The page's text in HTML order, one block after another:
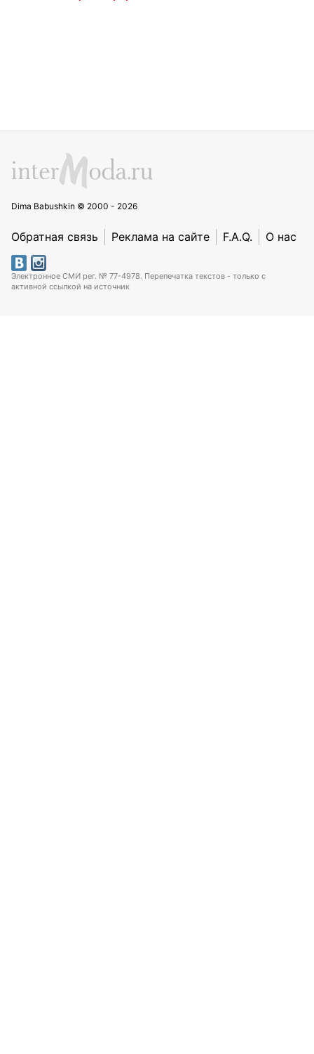
Dima Babushkin © 2000 - 2026
Обратная связь Реклама на сайте F.A.Q. О нас
Электронное СМИ рег. № 77-4978. Перепечатка текстов - только с
активной ссылкой на источник